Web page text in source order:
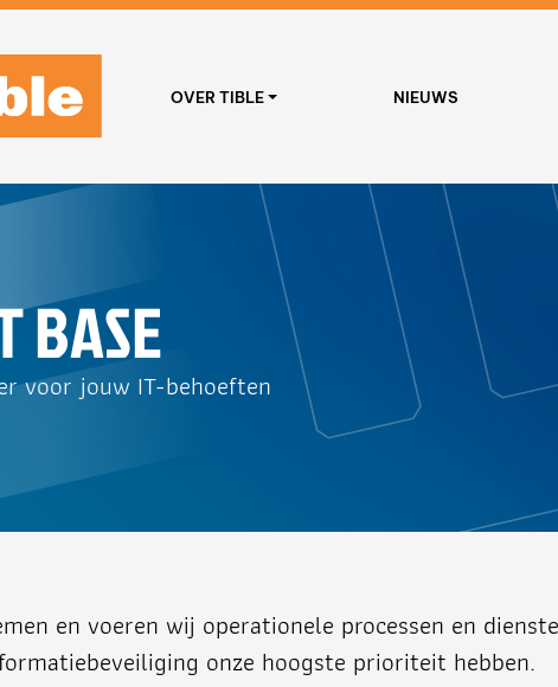
OVER TIBLE NIEUWS
BASE
voor jouw IT-behoeften
en voeren wij operationele processen en
onze hoogste prioriteit hebben.